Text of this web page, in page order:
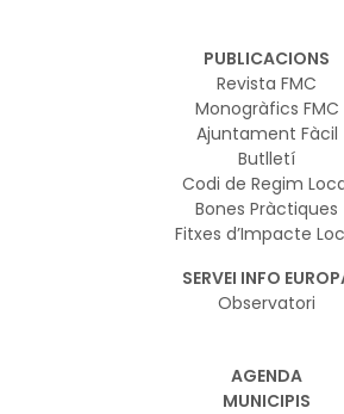
PUBLICACIONS
Revista FMC
Monogràfics FMC
Ajuntament Fàcil
Butlletí
Codi de Regim
Bones Pràctiques
Fitxes d’Impacte
SERVEI INFO
Observatori
AGENDA
MUNICIPIS